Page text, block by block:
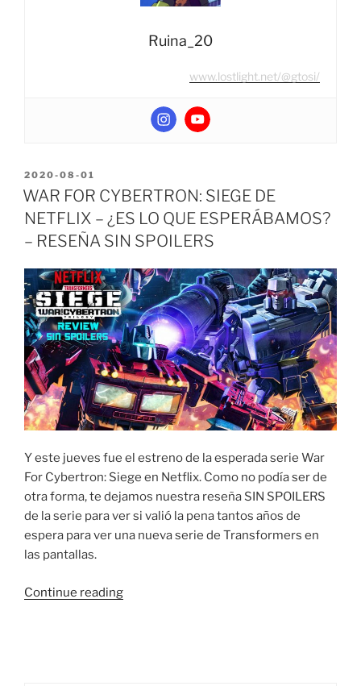
Ruina_20
www.lostlight.net/@gtosi/
POSTED
ON
2020-08-01
WAR FOR CYBERTRON: SIEGE DE
NETFLIX – ¿ES LO QUE ESPERÁBAMOS?
– RESEÑA SIN SPOILERS
Y este jueves fue el estreno de la esperada serie War
For Cybertron: Siege en Netflix. Como no podía ser de
otra forma, te dejamos nuestra reseña SIN SPOILERS
de la serie para ver si valió la pena tantos años de
espera para ver una nueva serie de Transformers en
las pantallas.
Continue reading“WAR